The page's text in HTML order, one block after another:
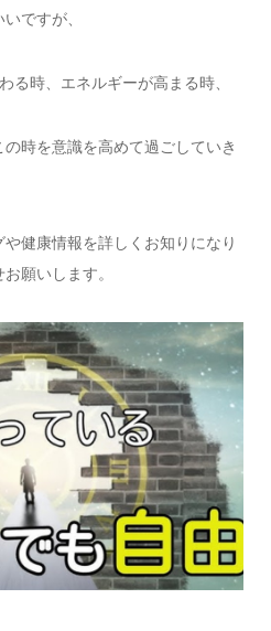
ですが、
る時、エネルギーが高まる時、
時を意識を高めて過ごしていき
健康情報を詳しくお知りになり
願いします。